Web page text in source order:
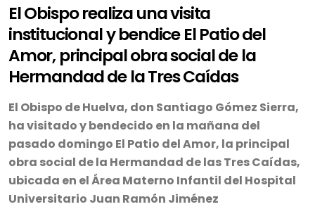
El Obispo realiza una visita
institucional y bendice El Patio del
Amor, principal obra social de la
Hermandad de la Tres Caídas
El Obispo de Huelva, don Santiago Gómez Sierra,
ha visitado y bendecido en la mañana del
pasado domingo El Patio del Amor, la principal
obra social de la Hermandad de las Tres Caídas,
ubicada en el Área Materno Infantil del Hospital
Universitario Juan Ramón Jiménez